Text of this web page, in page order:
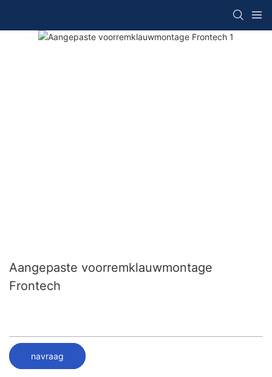
Aangepaste voorremklauwmontage
Frontech
navraag